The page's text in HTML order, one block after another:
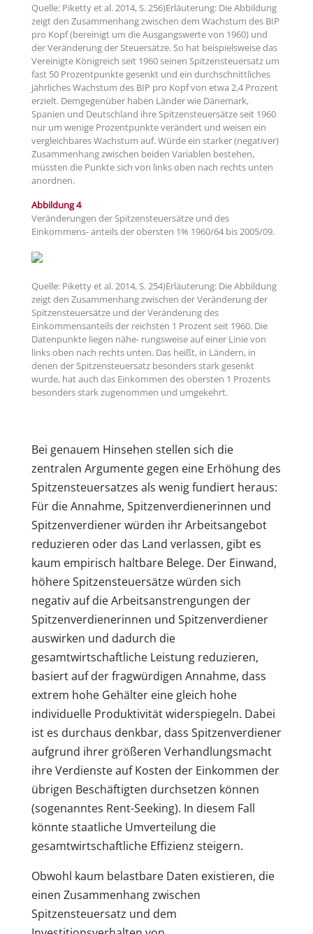
Quelle: Piketty et al. 2014, S. 256)Erläuterung: Die Abbildung
zeigt den Zusammenhang zwischen dem Wachstum des BIP
pro Kopf (bereinigt um die Ausgangswerte von 1960) und
der Veränderung der Steuersätze. So hat beispielsweise das
Vereinigte Königreich seit 1960 seinen Spitzensteuersatz um
fast 50 Prozentpunkte gesenkt und ein durchschnittliches
jährliches Wachstum des BIP pro Kopf von etwa 2,4 Prozent
erzielt. Demgegenüber haben Länder wie Dänemark,
Spanien und Deutschland ihre Spitzensteuersätze seit 1960
nur um wenige Prozentpunkte verändert und weisen ein
vergleichbares Wachstum auf. Würde ein starker (negativer)
Zusammenhang zwischen beiden Variablen bestehen,
müssten die Punkte sich von links oben nach rechts unten
anordnen.
Abbildung 4
Veränderungen der Spitzensteuersätze und des
Einkommens- anteils der obersten 1% 1960/64 bis 2005/09.
Quelle: Piketty et al. 2014, S. 254)Erläuterung: Die Abbildung
zeigt den Zusammenhang zwischen der Veränderung der
Spitzensteuersätze und der Veränderung des
Einkommensanteils der reichsten 1 Prozent seit 1960. Die
Datenpunkte liegen nähe- rungsweise auf einer Linie von
links oben nach rechts unten. Das heißt, in Ländern, in
denen der Spitzensteuersatz besonders stark gesenkt
wurde, hat auch das Einkommen des obersten 1 Prozents
besonders stark zugenommen und umgekehrt.
Bei genauem Hinsehen stellen sich die
zentralen Argumente gegen eine Erhöhung des
Spitzensteuersatzes als wenig fundiert heraus:
Für die Annahme, Spitzenverdienerinnen und
Spitzenverdiener würden ihr Arbeitsangebot
reduzieren oder das Land verlassen, gibt es
kaum empirisch haltbare Belege. Der Einwand,
höhere Spitzensteuersätze würden sich
negativ auf die Arbeitsanstrengungen der
Spitzenverdienerinnen und Spitzenverdiener
auswirken und dadurch die
gesamtwirtschaftliche Leistung reduzieren,
basiert auf der fragwürdigen Annahme, dass
extrem hohe Gehälter eine gleich hohe
individuelle Produktivität widerspiegeln. Dabei
ist es durchaus denkbar, dass Spitzenverdiener
aufgrund ihrer größeren Verhandlungsmacht
ihre Verdienste auf Kosten der Einkommen der
übrigen Beschäftigten durchsetzen können
(sogenanntes Rent-Seeking). In diesem Fall
könnte staatliche Umverteilung die
gesamtwirtschaftliche Effizienz steigern.
Obwohl kaum belastbare Daten existieren, die
einen Zusammenhang zwischen
Spitzensteuersatz und dem